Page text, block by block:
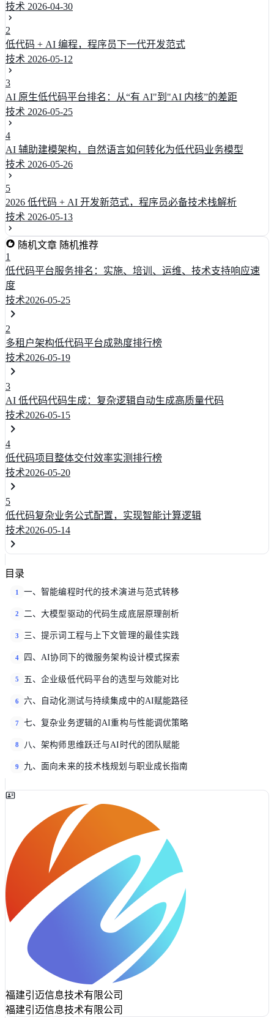
技术 2026-04-30
2
低代码 + AI 编程，程序员下一代开发范式
技术 2026-05-12
3
AI 原生低代码平台排名：从“有 AI"到"AI 内核”的差距
技术 2026-05-25
4
AI 辅助建模架构，自然语言如何转化为低代码业务模型
技术 2026-05-26
5
2026 低代码 + AI 开发新范式，程序员必备技术栈解析
技术 2026-05-13
随机文章 随机推荐
1
低代码平台服务排名：实施、培训、运维、技术支持响应速
度
技术2026-05-25
2
多租户架构低代码平台成熟度排行榜
技术2026-05-19
3
AI 低代码代码生成：复杂逻辑自动生成高质量代码
技术2026-05-15
4
低代码项目整体交付效率实测排行榜
技术2026-05-20
5
低代码复杂业务公式配置，实现智能计算逻辑
技术2026-05-14
目录
1 一、智能编程时代的技术演进与范式转移
2 二、大模型驱动的代码生成底层原理剖析
3 三、提示词工程与上下文管理的最佳实践
4 四、AI协同下的微服务架构设计模式探索
5 五、企业级低代码平台的选型与效能对比
6 六、自动化测试与持续集成中的AI赋能路径
7 七、复杂业务逻辑的AI重构与性能调优策略
8 八、架构师思维跃迁与AI时代的团队赋能
9 九、面向未来的技术栈规划与职业成长指南
福建引迈信息技术有限公司
福建引迈信息技术有限公司